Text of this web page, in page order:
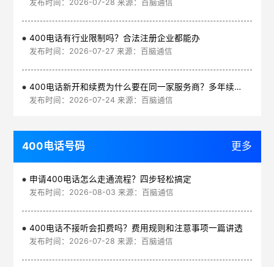
发布时间：2026-07-28 来源：百脑通信
400电话有行业限制吗？合法注册企业都能办
发布时间：2026-07-27 来源：百脑通信
400电话新开和续费为什么要在同一家服务商？多年续费更划算
发布时间：2026-07-24 来源：百脑通信
400电话号码 更多
申请400电话怎么走通流程？四步轻松搞定
发布时间：2026-08-03 来源：百脑通信
400电话不接听会扣费吗？费用规则和注意事项一篇讲透
发布时间：2026-07-28 来源：百脑通信